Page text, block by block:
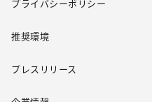
プライバシーポリシー
推奨環境
プレスリリース